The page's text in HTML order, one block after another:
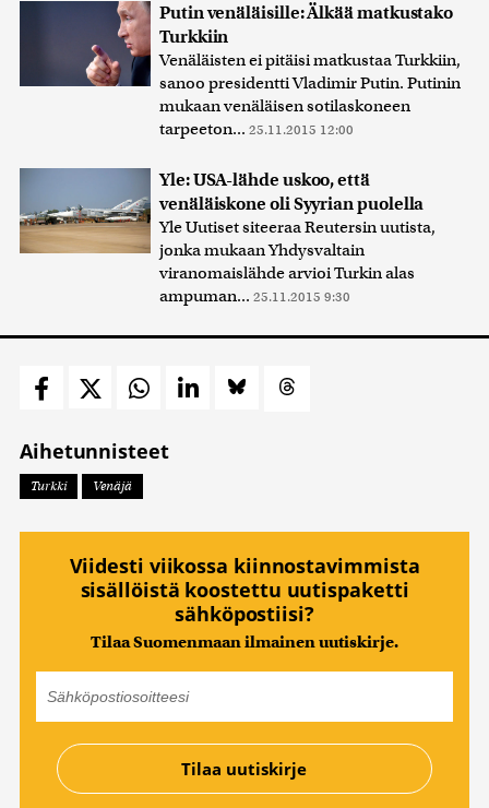
Putin venäläisille: Älkää matkustako
Turkkiin
Venäläisten ei pitäisi matkustaa Turkkiin,
sanoo presidentti Vladimir Putin. Putinin
mukaan venäläisen sotilaskoneen
tarpeeton... 25.11.2015 12:00
Yle: USA-lähde uskoo, että
venäläiskone oli Syyrian puolella
Yle Uutiset siteeraa Reutersin uutista,
jonka mukaan Yhdysvaltain
viranomaislähde arvioi Turkin alas
ampuman... 25.11.2015 9:30
Aihetunnisteet
Turkki Venäjä
Viidesti viikossa kiinnostavimmista
sisällöistä koostettu uutispaketti
sähköpostiisi?
Tilaa Suomenmaan ilmainen uutiskirje.